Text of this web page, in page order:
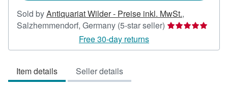
Sold byAntiquariat Wilder - Preise inkl. MwSt.,
Salzhemmendorf, Germany (5-star seller) Seller
5
Free 30-day returns
Item details Seller details